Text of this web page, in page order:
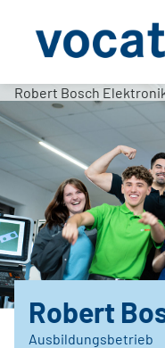
Robert Bosch
Robert
Ausbildungsbetrieb